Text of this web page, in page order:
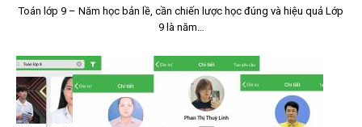
Toán lớp 9 – Năm học bản lề, cần chiến lược học đúng và hiệu quả Lớp
9 là năm…